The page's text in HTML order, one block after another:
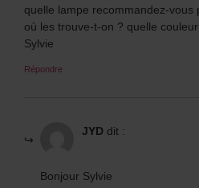
quelle lampe recommandez-vous
où les trouve-t-on ? quelle
Sylvie
Répondre
JYD dit :
Bonjour Sylvie